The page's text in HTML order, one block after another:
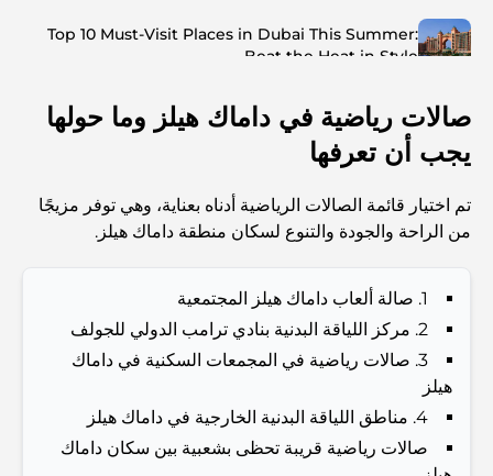
Top 10 Must-Visit Places in Dubai This Summer:
Beat the Heat in Style
Top 7 Busiest Airports in the World: Hub of Global
Travel
Abu Dhabi vs Dubai: A Practical Comparison for
Investors and Residents
Families
أشياء يمكنك القيام بها في دبي خلال فصل الصيف: دليلك الأمثل
للتغلب على الحرارة
أفضل الهدايا الفاخرة للرجال: أفكار هدايا مميزة وخالدة
صالات رياضية في داماك هيلز وما حولها
يجب أن تعرفها
تم اختيار قائمة الصالات الرياضية أدناه بعناية، وهي توفر مزيجًا
من الراحة والجودة والتنوع لسكان منطقة داماك هيلز.
1. صالة ألعاب داماك هيلز المجتمعية
2. مركز اللياقة البدنية بنادي ترامب الدولي للجولف
3. صالات رياضية في المجمعات السكنية في داماك
هيلز
4. مناطق اللياقة البدنية الخارجية في داماك هيلز
صالات رياضية قريبة تحظى بشعبية بين سكان داماك